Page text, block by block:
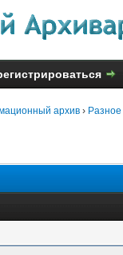
архив › Разное